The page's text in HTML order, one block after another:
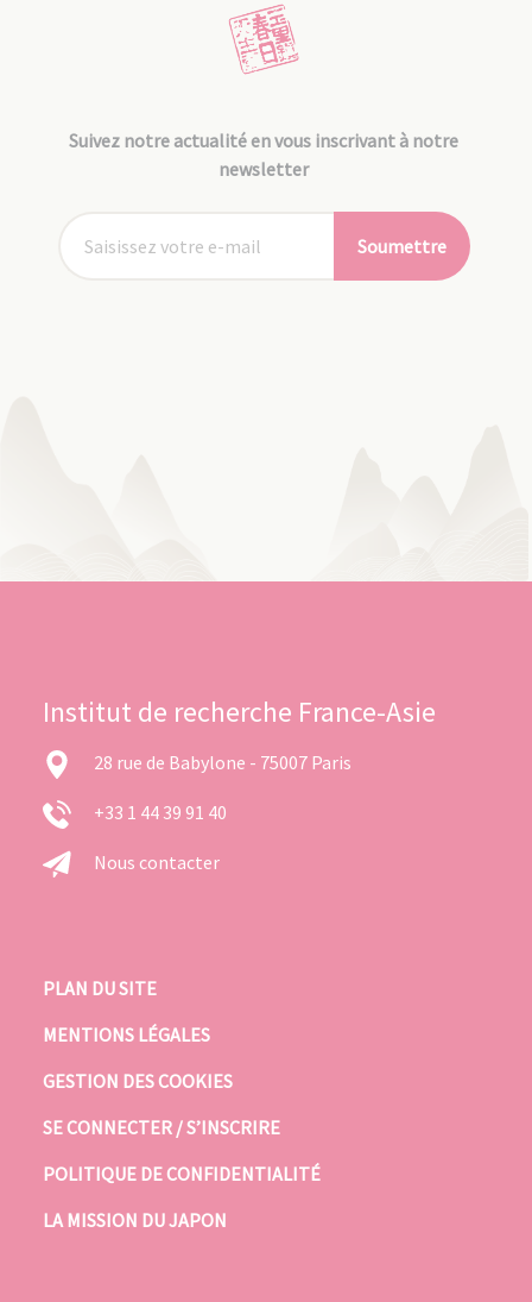
Suivez notre actualité en vous inscrivant à notre
newsletter
Soumettre
Institut de recherche France-Asie
28 rue de Babylone - 75007 Paris
+33 1 44 39 91 40
Nous contacter
PLAN DU SITE
MENTIONS LÉGALES
GESTION DES COOKIES
SE CONNECTER / S’INSCRIRE
POLITIQUE DE CONFIDENTIALITÉ
LA MISSION DU JAPON